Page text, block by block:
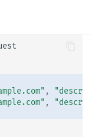
,
,